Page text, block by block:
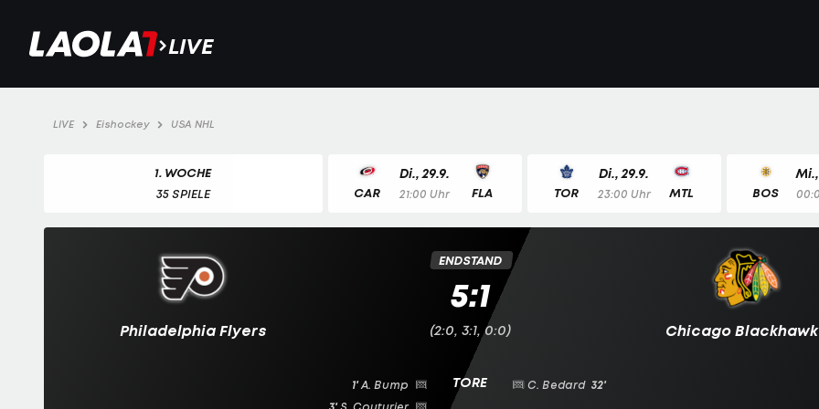
LIVE
LIVE Eishockey USA NHL
1. WOCHE
35 SPIELE CAR FLA
Di., 29.9.
21:00 Uhr TOR MTL
Di., 29.9.
23:00 Uhr BOS
Philadelphia Flyers Chicago
ENDSTAND
5:1
(2:0, 3:1, 0:0)
1' A. Bump
C. Bedard 32'